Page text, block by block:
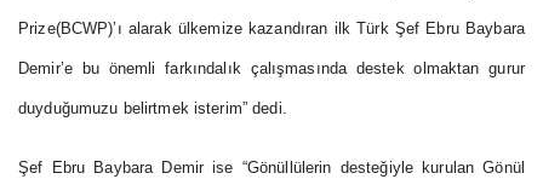
Prize(BCWP)’ı alarak ülkemize kazandıran ilk Türk Şef Ebru Baybara
Demir’e bu önemli farkındalık çalışmasında destek olmaktan gurur
duyduğumuzu belirtmek isterim” dedi.
Şef Ebru Baybara Demir ise “Gönüllülerin desteğiyle kurulan Gönül